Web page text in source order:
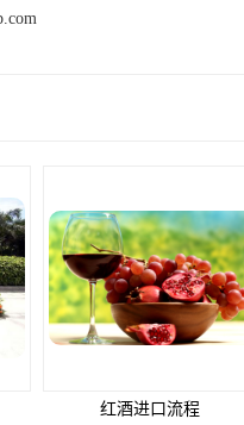
进口意大利红酒清关流程